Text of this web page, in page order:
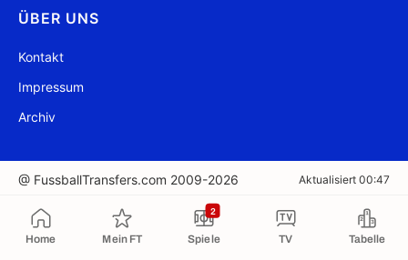
Home Mein FT Spiele
2
TV Tabelle
ÜBER UNS
Kontakt
Impressum
Archiv
@ FussballTransfers.com 2009-2026 Aktualisiert 00:47
In die Zwischenablage kopiert